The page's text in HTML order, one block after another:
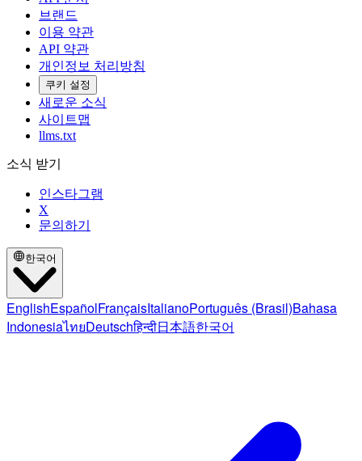
브랜드
이용 약관
API 약관
개인정보 처리방침
쿠키 설정
새로운 소식
사이트맵
llms.txt
소식 받기
인스타그램
X
문의하기
한국어
EnglishEspañolFrançaisItalianoPortuguês (Brasil)Bahasa
IndonesiaไทยDeutschहिन्दी日本語한국어